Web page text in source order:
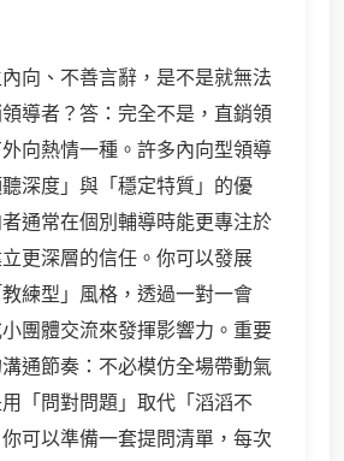
向、不善言辭，是不是就無法
導者？答：完全不是，直銷領
向熱情一種。許多內向型領導
深度」與「穩定特質」的優
通常在個別輔導時能更專注於
更深層的信任。你可以發展
教練型」風格，透過一對一會
團體交流來發揮影響力。重要
通節奏：不必模仿全場帶動氣
「問對問題」取代「滔滔不
可以準備一套提問清單，每次